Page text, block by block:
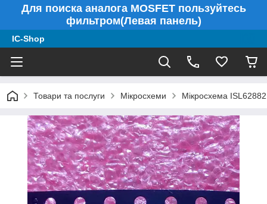
Для поиска аналога MOSFET пользуйтесь
фильтром(Левая панель)
IC-Shop
Товари та послуги Мікросхеми Мікросхема